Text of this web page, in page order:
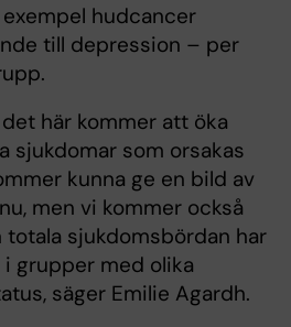
hudcancer
till depression – per
här kommer att öka
sjukdomar som orsakas
kunna ge en bild av
men vi kommer också
totala sjukdomsbördan har
grupper med olika
säger Emilie Agardh.